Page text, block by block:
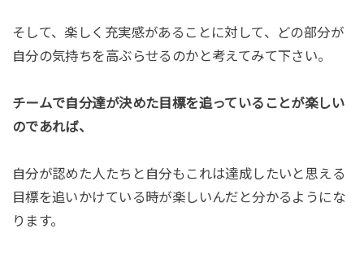
そして、楽しく充実感があることに対して、どの部分が
自分の気持ちを高ぶらせるのかと考えてみて下さい。
チームで自分達が決めた目標を追っていることが楽しい
のであれば、
自分が認めた人たちと自分もこれは達成したいと思える
目標を追いかけている時が楽しいんだと分かるようにな
ります。